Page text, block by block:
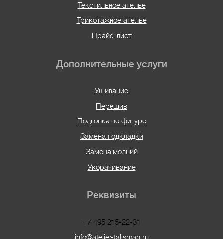
Текстильное ателье
Трикотажное ателье
Прайс-лист
Дополнительные услуги
Ушивание
Перешив
Подгонка по фигуре
Замена подкладки
Замена молний
Укорачивание
Реквизиты
+7 495 215-22-31
info@atelier-talisman.ru